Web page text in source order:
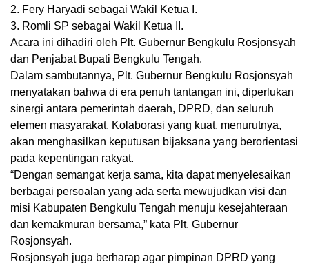
2. Fery Haryadi sebagai Wakil Ketua I.
3. Romli SP sebagai Wakil Ketua II.
Acara ini dihadiri oleh Plt. Gubernur Bengkulu Rosjonsyah
dan Penjabat Bupati Bengkulu Tengah.
Dalam sambutannya, Plt. Gubernur Bengkulu Rosjonsyah
menyatakan bahwa di era penuh tantangan ini, diperlukan
sinergi antara pemerintah daerah, DPRD, dan seluruh
elemen masyarakat. Kolaborasi yang kuat, menurutnya,
akan menghasilkan keputusan bijaksana yang berorientasi
pada kepentingan rakyat.
“Dengan semangat kerja sama, kita dapat menyelesaikan
berbagai persoalan yang ada serta mewujudkan visi dan
misi Kabupaten Bengkulu Tengah menuju kesejahteraan
dan kemakmuran bersama,” kata Plt. Gubernur
Rosjonsyah.
Rosjonsyah juga berharap agar pimpinan DPRD yang